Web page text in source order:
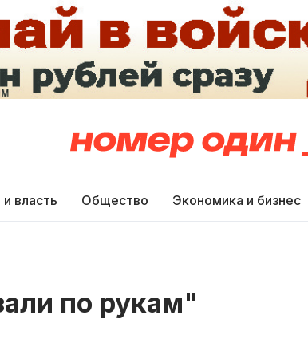
власть Общество Экономика и бизнес
по рукам"